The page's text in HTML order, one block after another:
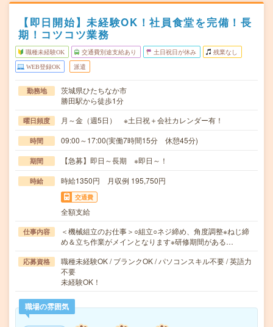
【即日開始】未経験OK！社員食堂を完備！長
期！コツコツ業務
職種未経験OK 交通費別途支給あり 土日祝日が休み 残業なし
WEB登録OK 派遣
勤務地
茨城県ひたちなか市
勝田駅から徒歩1分
曜日頻度 月～金（週5日） ※土日祝＋会社カレンダー有！
時間 09:00～17:00(実働7時間15分 休憩45分)
期間 【急募】即日～長期 ※即日～！
時給 時給1350円 月収例 195,750円
交通費
全額支給
仕事内容
＜機械組立のお仕事＞○組立○ネジ締め、角度調整※ねじ締
め＆立ち作業がメインとなります※研修期間がある…
応募資格
職種未経験OK / ブランクOK / パソコンスキル不要 / 英語力
不要
未経験OK！
職場の雰囲気